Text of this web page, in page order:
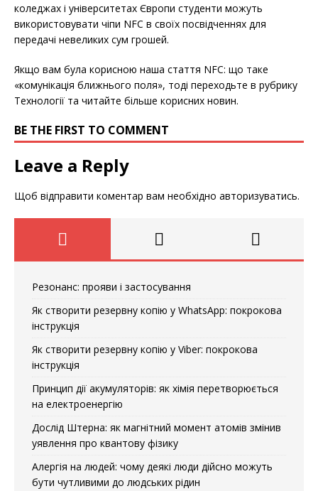
коледжах і університетах Європи студенти можуть
використовувати чіпи NFC в своїх посвідченнях для
передачі невеликих сум грошей.
Якщо вам була корисною наша стаття NFC: що таке
«комунікація ближнього поля», тоді переходьте в рубрику
Технології та читайте більше корисних новин.
BE THE FIRST TO COMMENT
Leave a Reply
Щоб відправити коментар вам необхідно авторизуватись.
Резонанс: прояви і застосування
Як створити резервну копію у WhatsApp: покрокова
інструкція
Як створити резервну копію у Viber: покрокова
інструкція
Принцип дії акумуляторів: як хімія перетворюється
на електроенергію
Дослід Штерна: як магнітний момент атомів змінив
уявлення про квантову фізику
Алергія на людей: чому деякі люди дійсно можуть
бути чутливими до людських рідин